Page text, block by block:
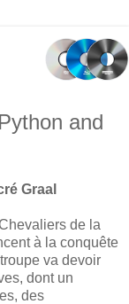
and
Graal
de la
à la conquête
va devoir
dont un
des